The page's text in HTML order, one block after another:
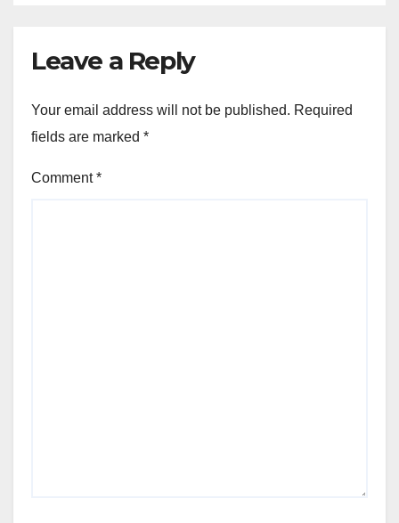
Leave a Reply
Your email address will not be published. Required
fields are marked *
Comment*